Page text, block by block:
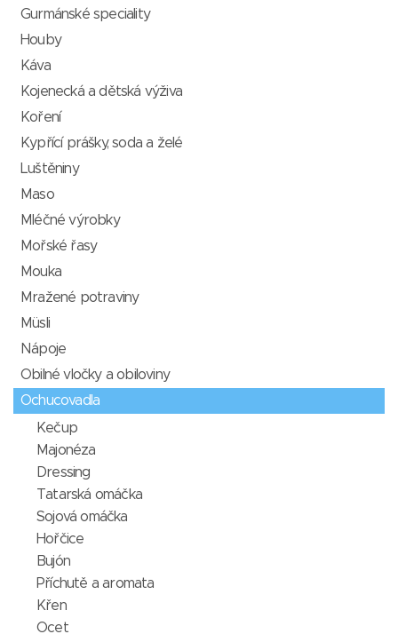
Gurmánské speciality
Houby
Káva
Kojenecká a dětská výživa
Koření
Kypřící prášky, soda a želé
Luštěniny
Maso
Mléčné výrobky
Mořské řasy
Mouka
Mražené potraviny
Müsli
Nápoje
Obilné vločky a obiloviny
Ochucovadla
Kečup
Majonéza
Dressing
Tatarská omáčka
Sojová omáčka
Hořčice
Bujón
Příchutě a aromata
Křen
Ocet